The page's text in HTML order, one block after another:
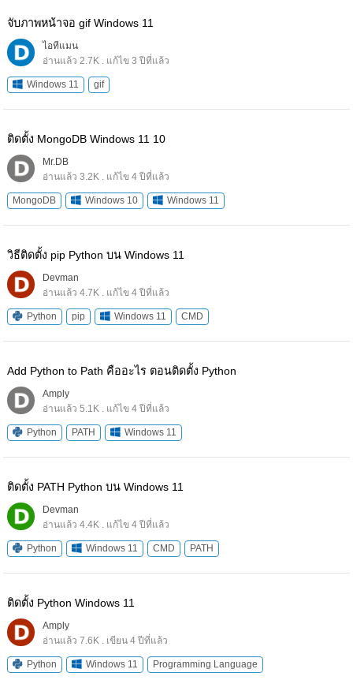
จับภาพหน้าจอ gif Windows 11
ไอทีแมน
อ่านแล้ว 2.7K . แก้ไข 3 ปีที่แล้ว
Windows 11 gif
ติดตั้ง MongoDB Windows 11 10
Mr.DB
อ่านแล้ว 3.2K . แก้ไข 4 ปีที่แล้ว
MongoDB Windows 10 Windows 11
วิธีติดตั้ง pip Python บน Windows 11
Devman
อ่านแล้ว 4.7K . แก้ไข 4 ปีที่แล้ว
Python pip Windows 11 CMD
Add Python to Path คืออะไร ตอนติดตั้ง Python
Amply
อ่านแล้ว 5.1K . แก้ไข 4 ปีที่แล้ว
Python PATH Windows 11
ติดตั้ง PATH Python บน Windows 11
Devman
อ่านแล้ว 4.4K . แก้ไข 4 ปีที่แล้ว
Python Windows 11 CMD PATH
ติดตั้ง Python Windows 11
Amply
อ่านแล้ว 7.6K . เขียน 4 ปีที่แล้ว
Python Windows 11 Programming Language